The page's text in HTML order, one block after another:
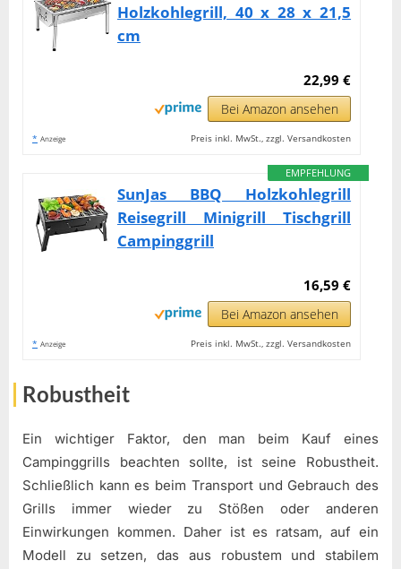
Holzkohlegrill, 40 x 28 x 21,5
cm
22,99 €
Bei Amazon ansehen
* Anzeige Preis inkl. MwSt., zzgl. Versandkosten
EMPFEHLUNG
SunJas BBQ Holzkohlegrill
Reisegrill Minigrill Tischgrill
Campinggrill
16,59 €
Bei Amazon ansehen
* Anzeige Preis inkl. MwSt., zzgl. Versandkosten
Robustheit
Ein wichtiger Faktor, den man beim Kauf eines
Campinggrills beachten sollte, ist seine Robustheit.
Schließlich kann es beim Transport und Gebrauch des
Grills immer wieder zu Stößen oder anderen
Einwirkungen kommen. Daher ist es ratsam, auf ein
Modell zu setzen, das aus robustem und stabilem